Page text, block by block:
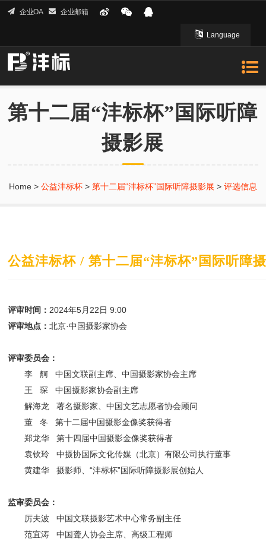
企业OA 企业邮箱
Language
English 英文
第十二届“沣标杯”国际听障
摄影展
Home> 公益沣标杯> 第十二届“沣标杯”国际听障摄影展 > 评选信息
公益沣标杯 / 第十二届“沣标杯”国际听障
评审时间：2024年5月22日 9:00
评审地点：北京·中国摄影家协会
评审委员会：
李 舸 中国文联副主席、中国摄影家协会主席
王 琛 中国摄影家协会副主席
解海龙 著名摄影家、中国文艺志愿者协会顾问
董 冬 第十二届中国摄影金像奖获得者
郑龙华 第十四届中国摄影金像奖获得者
袁钦玲 中摄协国际文化传媒（北京）有限公司执行董事
黄建华 摄影师、“沣标杯”国际听障摄影展创始人
监审委员会：
厉夫波 中国文联摄影艺术中心常务副主任
范宜涛 中国聋人协会主席、高级工程师